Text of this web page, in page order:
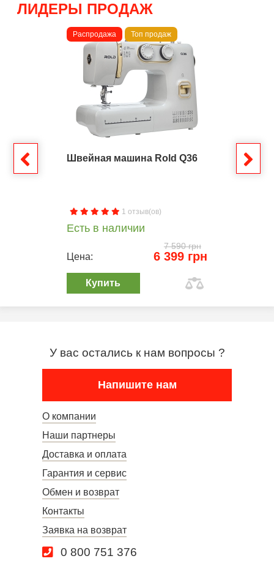
ЛИДЕРЫ ПРОДАЖ
Распродажа Топ продаж
Швейная машина Rold Q36
1 отзыв(ов)
Есть в наличии
7 590 грн
Цена: 6 399 грн
Купить
У вас остались к нам вопросы ?
Напишите нам
О компании
Наши партнеры
Доставка и оплата
Гарантия и сервис
Обмен и возврат
Контакты
Заявка на возврат
0 800 751 376